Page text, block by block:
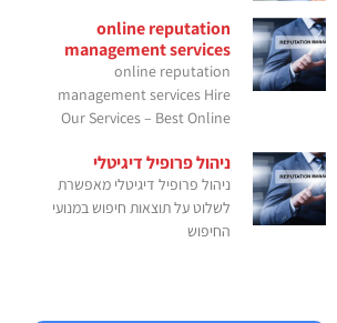
online reputation
management services
online reputation
management services Hire
Our Services – Best Online
ניהול פרופיל דיגיטלי
ניהול פרופיל דיגיטלי מאפשרת
לשלוט על תוצאות חיפוש במנועי
החיפוש